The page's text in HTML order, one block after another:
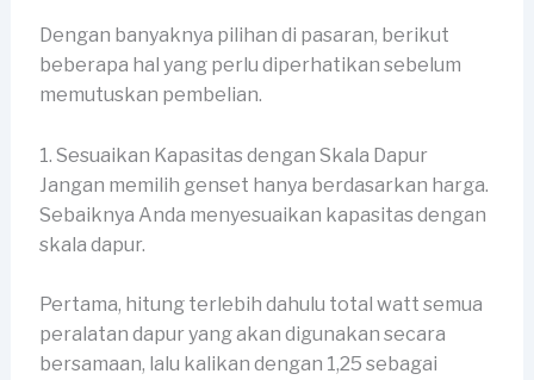
Dengan banyaknya pilihan di pasaran, berikut
beberapa hal yang perlu diperhatikan sebelum
memutuskan pembelian.
1. Sesuaikan Kapasitas dengan Skala Dapur
Jangan memilih genset hanya berdasarkan harga.
Sebaiknya Anda menyesuaikan kapasitas dengan
skala dapur.
Pertama, hitung terlebih dahulu total watt semua
peralatan dapur yang akan digunakan secara
bersamaan, lalu kalikan dengan 1,25 sebagai